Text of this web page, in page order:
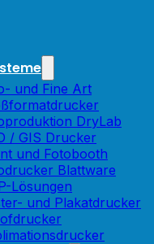
und Fine Art
DryLab
/ GIS Drucker
und Fotobooth
Blattware
Lösungen
und Plakatdrucker